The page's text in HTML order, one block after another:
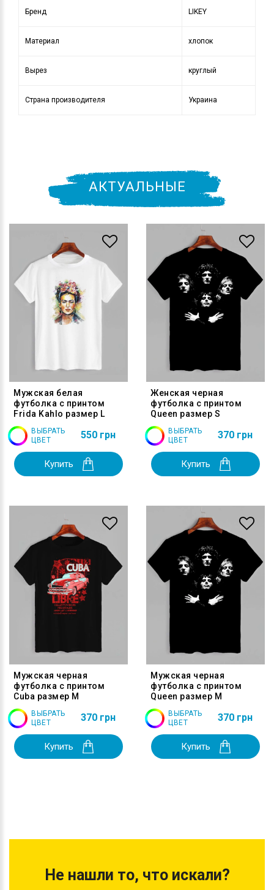
Бренд LIKEY
Материал хлопок
Вырез круглый
Страна производителя Украина
АКТУАЛЬНЫЕ
Мужская белая
футболка с принтом
Frida Kahlo размер L
ВЫБРАТЬ
ЦВЕТ
550 грн
Купить
Женская черная
футболка с принтом
Queen размер S
ВЫБРАТЬ
ЦВЕТ
370 грн
Купить
Мужская черная
футболка с принтом
Cuba размер M
ВЫБРАТЬ
ЦВЕТ
370 грн
Купить
Мужская черная
футболка с принтом
Queen размер M
ВЫБРАТЬ
ЦВЕТ
370 грн
Купить
Не нашли то, что искали?